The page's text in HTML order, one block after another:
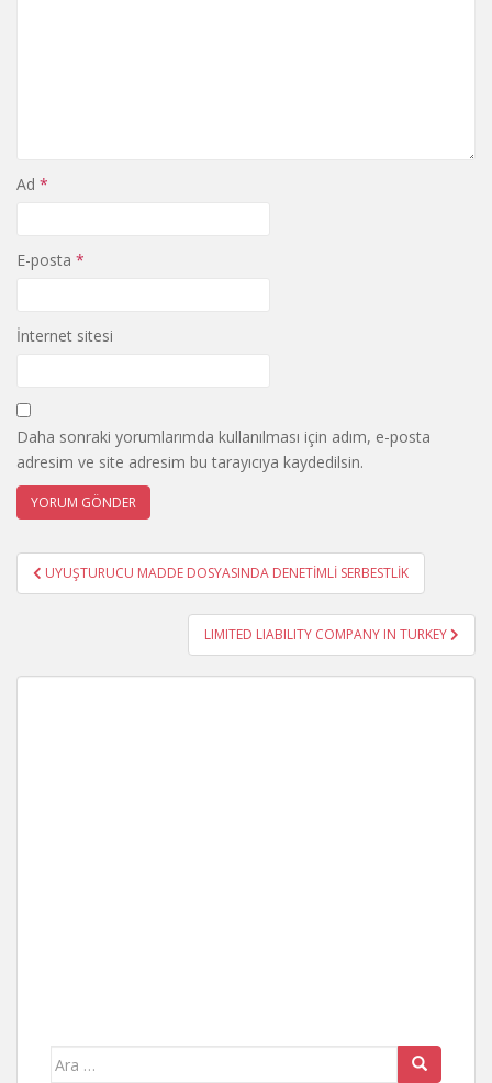
Ad *
E-posta *
İnternet sitesi
Daha sonraki yorumlarımda kullanılması için adım, e-posta
adresim ve site adresim bu tarayıcıya kaydedilsin.
Yazı
gezinmesi
UYUŞTURUCU MADDE DOSYASINDA DENETİMLİ SERBESTLİK
LIMITED LIABILITY COMPANY IN TURKEY
Arama